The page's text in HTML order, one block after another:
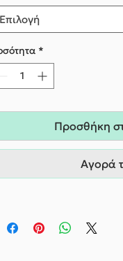
Επιλογή
*
Προσθήκη
Αγορά